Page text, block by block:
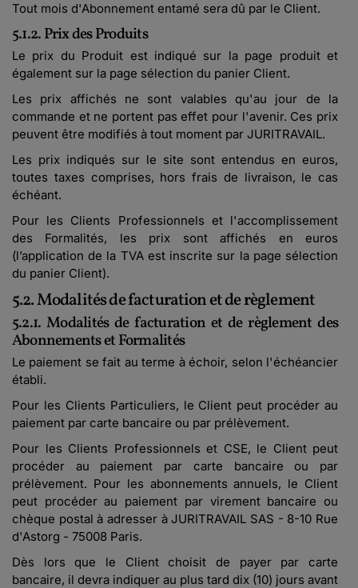
Tout mois d'Abonnement entamé sera dû par le Client.
5.1.2. Prix des Produits
Le prix du Produit est indiqué sur la page produit et
également sur la page sélection du panier Client.
Les prix affichés ne sont valables qu'au jour de la
commande et ne portent pas effet pour l'avenir. Ces prix
peuvent être modifiés à tout moment par JURITRAVAIL.
Les prix indiqués sur le site sont entendus en euros,
toutes taxes comprises, hors frais de livraison, le cas
échéant.
Pour les Clients Professionnels et l'accomplissement
des Formalités, les prix sont affichés en euros
(l’application de la TVA est inscrite sur la page sélection
du panier Client).
5.2. Modalités de facturation et de règlement
5.2.1. Modalités de facturation et de règlement des
Abonnements et Formalités
Le paiement se fait au terme à échoir, selon l'échéancier
établi.
Pour les Clients Particuliers, le Client peut procéder au
paiement par carte bancaire ou par prélèvement.
Pour les Clients Professionnels et CSE, le Client peut
procéder au paiement par carte bancaire ou par
prélèvement. Pour les abonnements annuels, le Client
peut procéder au paiement par virement bancaire ou
chèque postal à adresser à JURITRAVAIL SAS - 8-10 Rue
d'Astorg - 75008 Paris.
Dès lors que le Client choisit de payer par carte
bancaire, il devra indiquer au plus tard dix (10) jours avant